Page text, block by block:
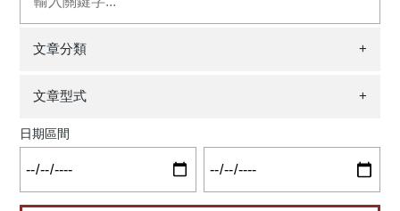
多種因蛋白質不正常摺疊以致堆積的神經退化疾病均有療
效，其中也包括阿茲海默症；然而人類消化道中的海藻糖水
因此我們利用電腦程式進行化合物資料庫的比對，找出了與
海藻糖結構相似卻不會被海藻糖水解酶分解的另外兩種雙
糖，分別是乳果糖（lactulose）與蜜二糖（melibiose）。陸
續許多研究發現這些短鏈糖具有益生源的特性，可以刺激腸
道微生物群的生長，進而透過腸腦軸對神經功能造成影響。
解度皆可達100 μM，能預測藥物在口服生物利用度及中樞神
經系統活性。檢測的化合物中，甘草查爾酮A及LM-031顯著
地降低在ΔK280 TauRD-DsRed 293及SH-SY5Y細胞中，Tau
制凋亡蛋白酶3活性。研究探討顯示LM-031在ΔK280 TauRD-
NRF2/NQO1/GCLC路徑及CREB-依存的
DsRed誘導表現後導致的神經突生長降低，而NRF2或CREB
文章分類 +
文章型式 +
日期區間